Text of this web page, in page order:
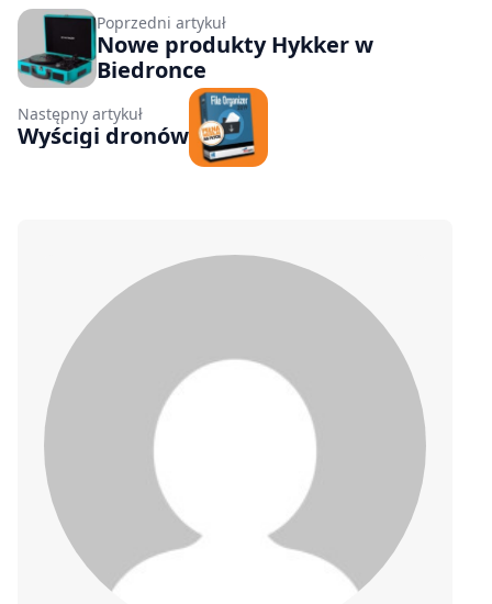
Poprzedni artykuł
Nowe produkty Hykker w
Biedronce
Następny artykuł
Wyścigi dronów